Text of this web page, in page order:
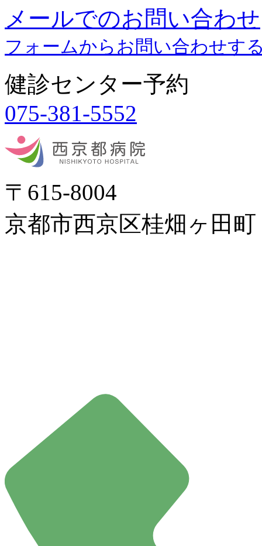
メールでのお問い合わせ
フォームからお問い合わせす
健診センター予約
075-381-5552
〒615-8004
京都市西京区桂畑ヶ田